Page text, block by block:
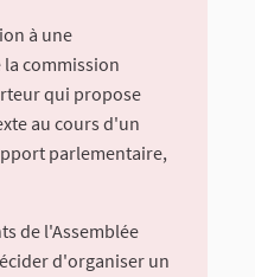
à une
commission
qui propose
au cours d'un
parlementaire,
de l'Assemblée
d'organiser un